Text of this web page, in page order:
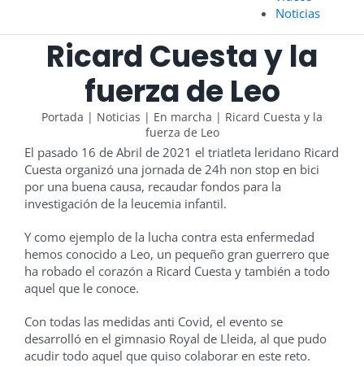
Noticias
Ricard Cuesta y la
fuerza de Leo
Portada | Noticias | En marcha | Ricard Cuesta y la
fuerza de Leo
El pasado 16 de Abril de 2021 el triatleta leridano Ricard
Cuesta organizó una jornada de 24h non stop en bici
por una buena causa, recaudar fondos para la
investigación de la leucemia infantil.
Y como ejemplo de la lucha contra esta enfermedad
hemos conocido a Leo, un pequeño gran guerrero que
ha robado el corazón a Ricard Cuesta y también a todo
aquel que le conoce.
Con todas las medidas anti Covid, el evento se
desarrolló en el gimnasio Royal de Lleida, al que pudo
acudir todo aquel que quiso colaborar en este reto.